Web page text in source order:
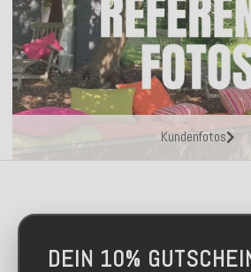
Kundenfotos
DEIN 10%